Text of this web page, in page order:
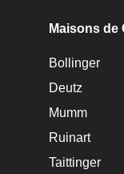
Maisons de
Bollinger
Deutz
Mumm
Ruinart
Taittinger